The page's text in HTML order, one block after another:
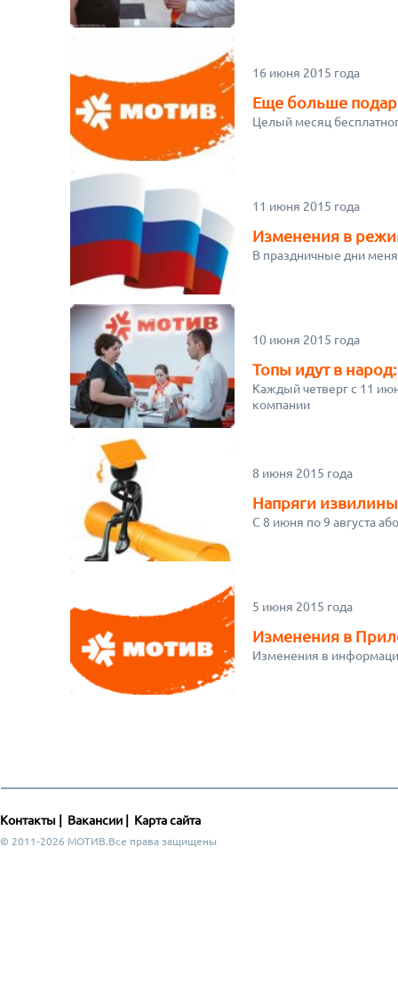
16 июня 2015 года
Еще больше
Целый месяц
11 июня 2015 года
Изменения в
В праздничные дни
10 июня 2015 года
Топы идут в
Каждый четверг с 11
компании
8 июня 2015 года
Напряги
С 8 июня по 9 августа
5 июня 2015 года
Изменения в
Изменения в
Контакты Вакансии Карта сайта
© 2011-2026 МОТИВ.Все права защищены